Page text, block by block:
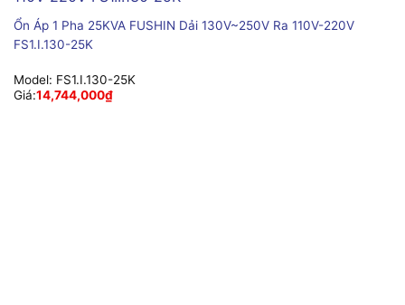
Ổn Áp 1 Pha 25KVA FUSHIN Dải 130V~250V Ra 110V-220V
FS1.I.130-25K
Model: FS1.I.130-25K
Giá:14,744,000₫